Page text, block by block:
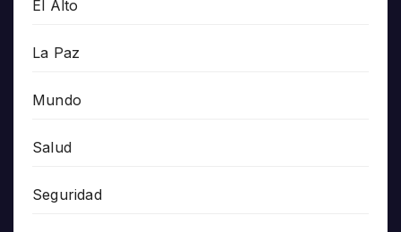
El Alto
La Paz
Mundo
Salud
Seguridad